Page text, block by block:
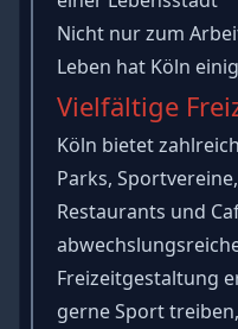
Nicht nur zum
Leben hat Köln
Vielfältige
Köln bietet
Parks,
Restaurants und
Freizeitgestaltung
gerne Sport